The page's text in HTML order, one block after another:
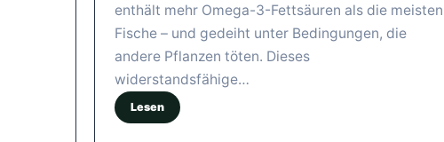
enthält mehr Omega-3-Fettsäuren als die meisten
Fische – und gedeiht unter Bedingungen, die
andere Pflanzen töten. Dieses
widerstandsfähige…
Lesen